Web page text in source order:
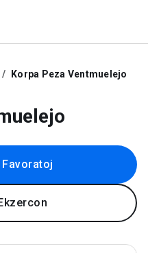
Korpa Peza Ventmuelejo